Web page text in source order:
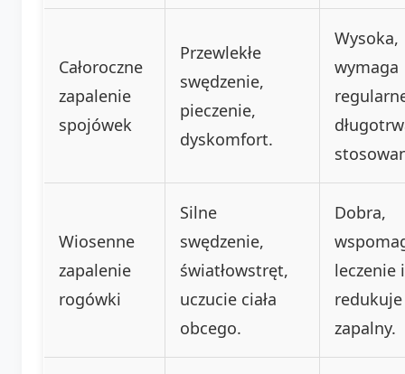
Całoroczne
zapalenie
spojówek
Przewlekłe
swędzenie,
pieczenie,
dyskomfort.
Wysoka,
wymaga
Wiosenne
zapalenie
rogówki
Silne
swędzenie,
światłowstręt,
uczucie ciała
obcego.
Dobra,
leczenie i
zapalny.